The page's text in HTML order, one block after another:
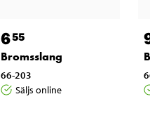
655
Bromsslang
66-203
Säljs online